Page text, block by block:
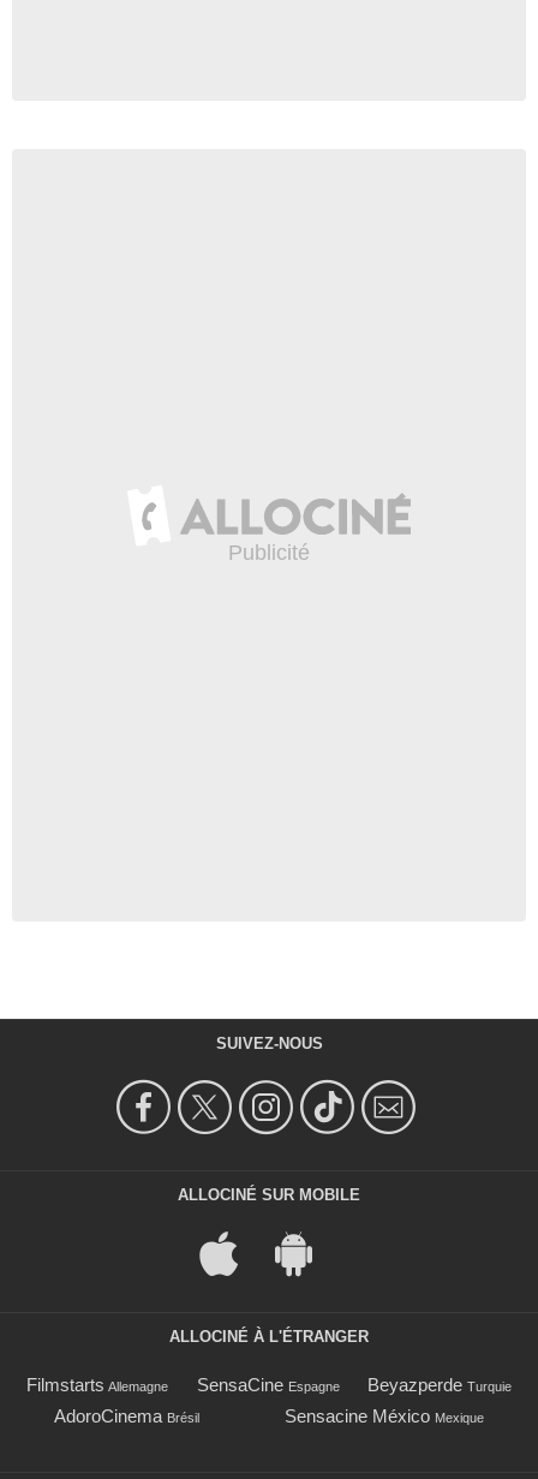
SUIVEZ-NOUS
ALLOCINÉ SUR MOBILE
ALLOCINÉ À L'ÉTRANGER
Filmstarts Allemagne SensaCine Espagne Beyazperde Turquie
AdoroCinema Brésil Sensacine México Mexique